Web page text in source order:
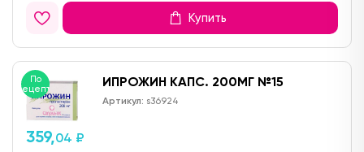
Купить
По
рецепту
ИПРОЖИН КАПС. 200МГ №15
Артикул: s36924
359,04 ₽